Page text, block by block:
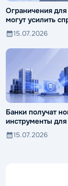
Ограничения
могут усилить
ломбарды
15.07.2026
Банки получат
инструменты для
компаний и
15.07.2026